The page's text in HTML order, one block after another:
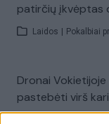
patirčių įkvėptas
Laidos Pokalbiai
Dronai Vokietijoje
pastebėti virš